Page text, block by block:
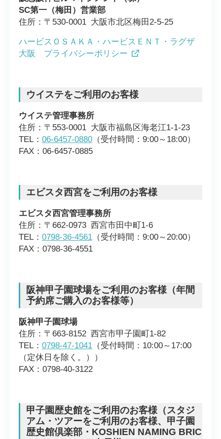
SC第一（梅田）営業部
住所：〒530-0001 大阪市北区梅田2-5-25
ハービスＯＳＡＫＡ・ハービスＥＮＴ・ラグザ
大阪 プライバシーポリシー
ウイステをご利用のお客様
ウイステ管理事務所
住所：〒553-0001 大阪市福島区海老江1-1-23
TEL： 06-6457-0880（受付時間：9:00～18:00）
FAX：06-6457-0885
エビスタ西宮をご利用のお客様
エビスタ西宮管理事務所
住所：〒662-0973 西宮市田中町1-6
TEL： 0798-36-4561（受付時間：9:00～20:00）
FAX：0798-36-4551
阪神甲子園球場をご利用のお客様（年間
予約席ご購入のお客様等）
阪神甲子園球場
住所：〒663-8152 西宮市甲子園町1-82
TEL： 0798-47-1041（受付時間：10:00～17:00
（定休日を除く。））
FAX：0798-40-3122
甲子園歴史館をご利用のお客様（スタジ
アム・ツアーをご利用のお客様、甲子園
歴史館倶楽部・KOSHIEN NAMING BRIC